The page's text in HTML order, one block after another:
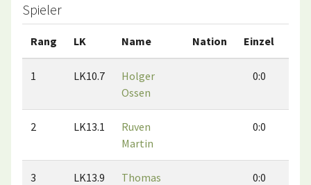
Spieler
Rang LK Name Nation Einzel
1 LK10.7
Holger
Ossen
0:0
2 LK13.1
Ruven
Martin
0:0
3 LK13.9
Thomas
0:0